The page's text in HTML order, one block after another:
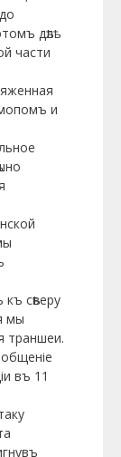
дѣлѣ
части
и
сѣверу
мы
траншеи.
въ 11